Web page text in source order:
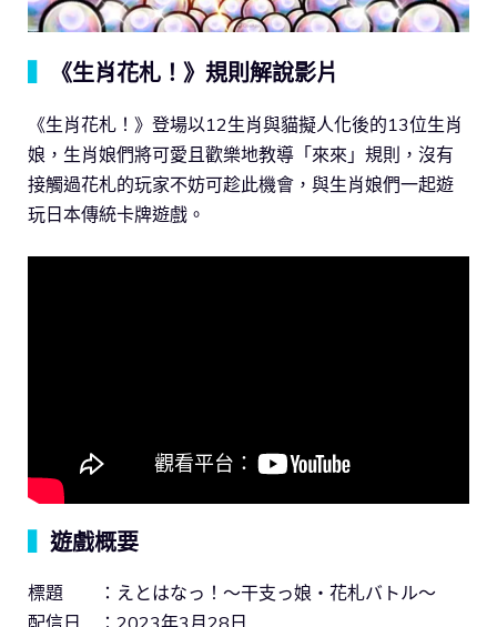
《生肖花札！》規則解說影片
《生肖花札！》登場以12生肖與貓擬人化後的13位生肖
娘，生肖娘們將可愛且歡樂地教導「來來」規則，沒有
接觸過花札的玩家不妨可趁此機會，與生肖娘們一起遊
玩日本傳統卡牌遊戲。
遊戲概要
標題 ：えとはなっ！～干支っ娘・花札バトル～